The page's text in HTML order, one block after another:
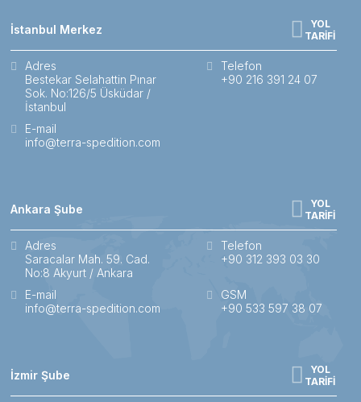
İstanbul Merkez
YOL
TARİFİ
Adres
Bestekar Selahattin Pınar
Sok. No:126/5 Üsküdar /
İstanbul
Telefon
+90 216 391 24 07
E-mail
info@terra-spedition.com
Ankara Şube
YOL
TARİFİ
Adres
Saracalar Mah. 59. Cad.
No:8 Akyurt / Ankara
Telefon
+90 312 393 03 30
E-mail
info@terra-spedition.com
GSM
+90 533 597 38 07
İzmir Şube
YOL
TARİFİ